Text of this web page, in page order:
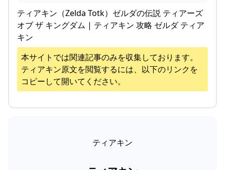
ティアキン（Zelda Totk）ゼルダの伝説 ティアーズ
オブ ザ キングダム | ティアキン 攻略 ゼルダ ティア
キン
本サイトでは関連記事のみを収集しております。
ティアキン原文を閲覧するには、以下のリンクを
コピーして開いてください。
ティアキン